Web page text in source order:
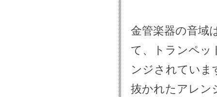
金管楽器の音域
て、トランペッ
ンジされていま
抜かれたアレン